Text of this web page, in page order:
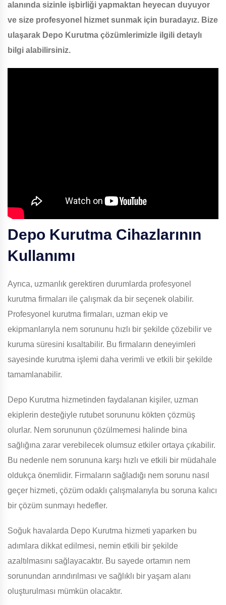
alanında sizinle işbirliği yapmaktan heyecan duyuyor
ve size profesyonel hizmet sunmak için buradayız. Bize
ulaşarak Depo Kurutma çözümlerimizle ilgili detaylı
bilgi alabilirsiniz.
Depo Kurutma Cihazlarının
Kullanımı
Ayrıca, uzmanlık gerektiren durumlarda profesyonel
kurutma firmaları ile çalışmak da bir seçenek olabilir.
Profesyonel kurutma firmaları, uzman ekip ve
ekipmanlarıyla nem sorununu hızlı bir şekilde çözebilir ve
kuruma süresini kısaltabilir. Bu firmaların deneyimleri
sayesinde kurutma işlemi daha verimli ve etkili bir şekilde
tamamlanabilir.
Depo Kurutma hizmetinden faydalanan kişiler, uzman
ekiplerin desteğiyle rutubet sorununu kökten çözmüş
olurlar. Nem sorununun çözülmemesi halinde bina
sağlığına zarar verebilecek olumsuz etkiler ortaya çıkabilir.
Bu nedenle nem sorununa karşı hızlı ve etkili bir müdahale
oldukça önemlidir. Firmaların sağladığı nem sorunu nasıl
geçer hizmeti, çözüm odaklı çalışmalarıyla bu soruna kalıcı
bir çözüm sunmayı hedefler.
Soğuk havalarda Depo Kurutma hizmeti yaparken bu
adımlara dikkat edilmesi, nemin etkili bir şekilde
azaltılmasını sağlayacaktır. Bu sayede ortamın nem
sorunundan arındırılması ve sağlıklı bir yaşam alanı
oluşturulması mümkün olacaktır.